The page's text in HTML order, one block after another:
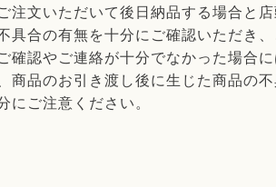
文いただいて後日納品する場合と
合の有無を十分にご確認いただき
認やご連絡が十分でなかった場合
品のお引き渡し後に生じた商品の
ご注意ください。